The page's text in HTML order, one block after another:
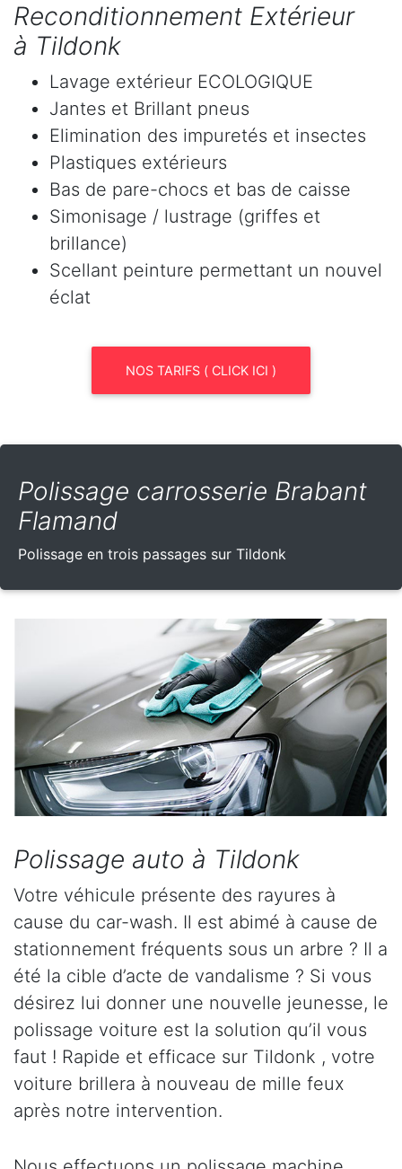
Reconditionnement Extérieur
à Tildonk
Lavage extérieur ECOLOGIQUE
Jantes et Brillant pneus
Elimination des impuretés et insectes
Plastiques extérieurs
Bas de pare-chocs et bas de caisse
Simonisage / lustrage (griffes et
brillance)
Scellant peinture permettant un nouvel
éclat
NOS TARIFS ( CLICK ICI )
Polissage carrosserie Brabant
Flamand
Polissage en trois passages sur Tildonk
Polissage auto à Tildonk
Votre véhicule présente des rayures à
cause du car-wash. Il est abimé à cause de
stationnement fréquents sous un arbre ? Il a
été la cible d’acte de vandalisme ? Si vous
désirez lui donner une nouvelle jeunesse, le
polissage voiture est la solution qu’il vous
faut ! Rapide et efficace sur Tildonk , votre
voiture brillera à nouveau de mille feux
après notre intervention.